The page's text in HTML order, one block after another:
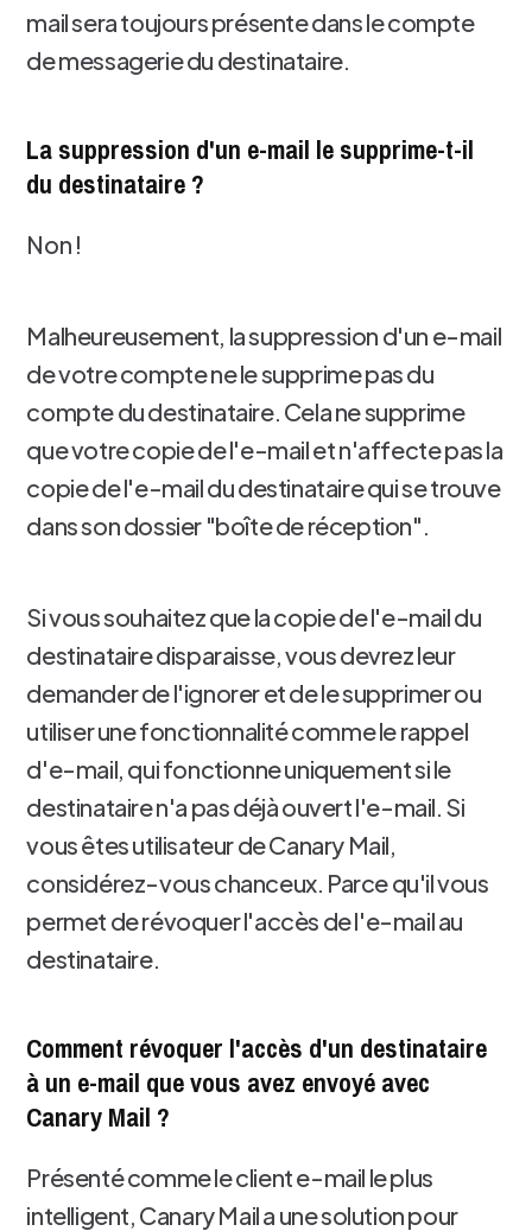
mail sera toujours présente dans le compte
de messagerie du destinataire.
La suppression d'un e-mail le supprime-t-il
du destinataire ?
Non !
Malheureusement, la suppression d'un e-mail
de votre compte ne le supprime pas du
compte du destinataire. Cela ne supprime
que votre copie de l'e-mail et n'affecte pas la
copie de l'e-mail du destinataire qui se trouve
dans son dossier "boîte de réception".
Si vous souhaitez que la copie de l'e-mail du
destinataire disparaisse, vous devrez leur
demander de l'ignorer et de le supprimer ou
utiliser une fonctionnalité comme le rappel
d'e-mail, qui fonctionne uniquement si le
destinataire n'a pas déjà ouvert l'e-mail. Si
vous êtes utilisateur de Canary Mail,
considérez-vous chanceux. Parce qu'il vous
permet de révoquer l'accès de l'e-mail au
destinataire.
Comment révoquer l'accès d'un destinataire
à un e-mail que vous avez envoyé avec
Canary Mail ?
Présenté comme le client e-mail le plus
intelligent, Canary Mail a une solution pour